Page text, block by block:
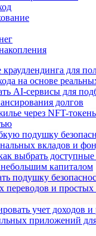
для
на основе
AI-сервисы для
долгов
через NFT-
подушку
вкладов и
выбрать
капиталом
подушку
переводов и
учет доходов и
приложений для